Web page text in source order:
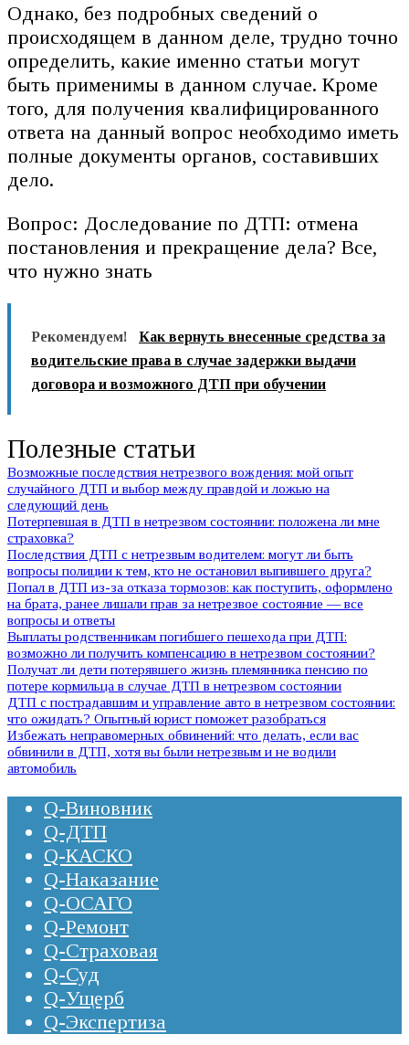
Однако, без подробных сведений о
происходящем в данном деле, трудно точно
определить, какие именно статьи могут
быть применимы в данном случае. Кроме
того, для получения квалифицированного
ответа на данный вопрос необходимо иметь
полные документы органов, составивших
дело.
Вопрос: Доследование по ДТП: отмена
постановления и прекращение дела? Все,
что нужно знать
Рекомендуем!
Как вернуть внесенные средства за
водительские права в случае задержки выдачи
договора и возможного ДТП при обучении
Полезные статьи
Возможные последствия нетрезвого вождения: мой опыт
случайного ДТП и выбор между правдой и ложью на
следующий день
Потерпевшая в ДТП в нетрезвом состоянии: положена ли мне
страховка?
Последствия ДТП с нетрезвым водителем: могут ли быть
вопросы полиции к тем, кто не остановил выпившего друга?
Попал в ДТП из-за отказа тормозов: как поступить, оформлено
на брата, ранее лишали прав за нетрезвое состояние — все
вопросы и ответы
Выплаты родственникам погибшего пешехода при ДТП:
возможно ли получить компенсацию в нетрезвом состоянии?
Получат ли дети потерявшего жизнь племянника пенсию по
потере кормильца в случае ДТП в нетрезвом состоянии
ДТП с пострадавшим и управление авто в нетрезвом состоянии:
что ожидать? Опытный юрист поможет разобраться
Избежать неправомерных обвинений: что делать, если вас
обвинили в ДТП, хотя вы были нетрезвым и не водили
автомобиль
Q-Виновник
Q-ДТП
Q-КАСКО
Q-Наказание
Q-ОСАГО
Q-Ремонт
Q-Страховая
Q-Суд
Q-Ущерб
Q-Экспертиза